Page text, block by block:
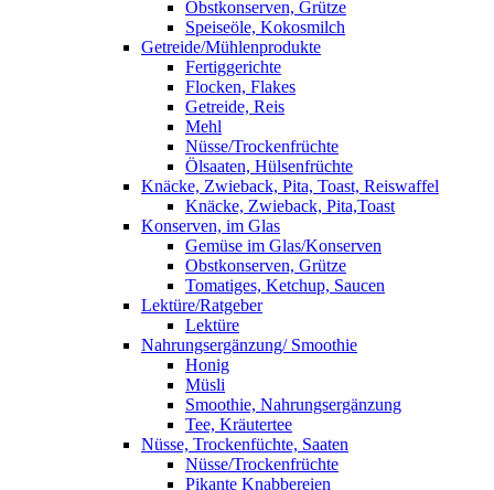
Obstkonserven, Grütze
Speiseöle, Kokosmilch
Getreide/Mühlenprodukte
Fertiggerichte
Flocken, Flakes
Getreide, Reis
Mehl
Nüsse/Trockenfrüchte
Ölsaaten, Hülsenfrüchte
Knäcke, Zwieback, Pita, Toast, Reiswaffel
Knäcke, Zwieback, Pita,Toast
Konserven, im Glas
Gemüse im Glas/Konserven
Obstkonserven, Grütze
Tomatiges, Ketchup, Saucen
Lektüre/Ratgeber
Lektüre
Nahrungsergänzung/ Smoothie
Honig
Müsli
Smoothie, Nahrungsergänzung
Tee, Kräutertee
Nüsse, Trockenfüchte, Saaten
Nüsse/Trockenfrüchte
Pikante Knabbereien